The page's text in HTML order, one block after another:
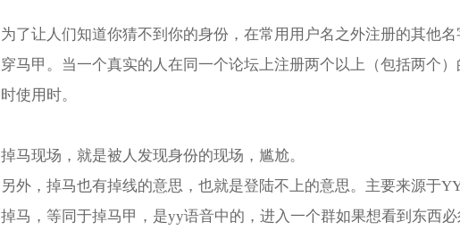
为了让人们知道你猜不到你的身份，在常用用户名之外注册的其他
穿马甲。当一个真实的人在同一个论坛上注册两个以上（包括两个
时使用时。
掉马现场，就是被人发现身份的现场，尴尬。
另外，掉马也有掉线的意思，也就是登陆不上的意思。主要来源于
掉马，等同于掉马甲，是yy语音中的，进入一个群如果想看到东西